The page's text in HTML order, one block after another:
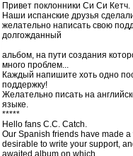
Привет поклонники Си Си Кетч.
Наши испанские друзья
желательно написать свою
долгожданный
альбом, на пути создания
много проблем...
Каждый напишите хоть одно
поддержку!
Желательно писать на
языке.
*****
Hello fans C.C. Catch.
Our Spanish friends have made
desirable to write your support,